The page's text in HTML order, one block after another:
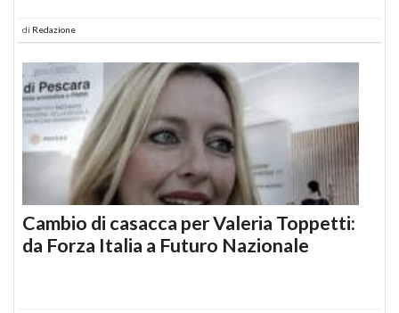
di Redazione
Cambio di casacca per Valeria Toppetti:
da Forza Italia a Futuro Nazionale